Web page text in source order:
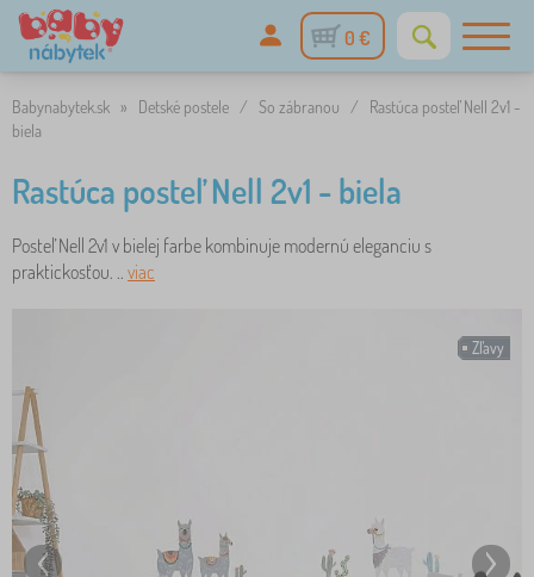
0 €
Babynabytek.sk » Detské postele / So zábranou /
Rastúca posteľ Nell 2v1 -
biela
Rastúca posteľ Nell 2v1 - biela
Posteľ Nell 2v1 v bielej farbe kombinuje modernú eleganciu s
praktickosťou. .. viac
Zľavy